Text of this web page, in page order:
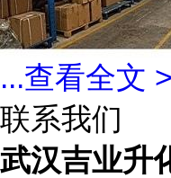
...查看全文 >
联系我们
武汉吉业升